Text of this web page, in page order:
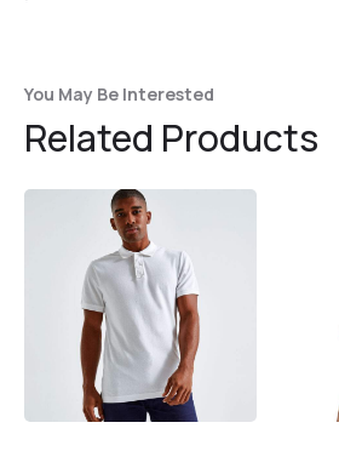
You May Be Interested
Related Products